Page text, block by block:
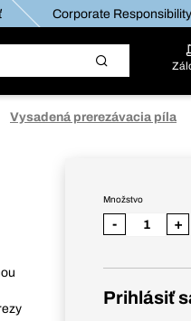
Corporate Responsibility
Vysadená prerezávacia píla
Množstvo
- +
Prihlásiť